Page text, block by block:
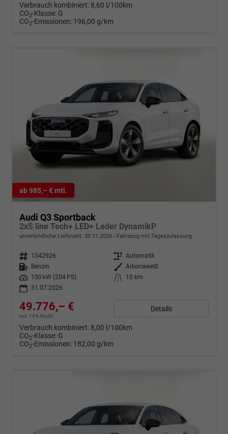
Verbrauch kombiniert: 8,60 l/100km
CO2-Klasse: G
CO2-Emissionen: 196,00 g/km
ab 985,– € mtl.
Audi Q3 Sportback
2xS line Tech+ LED+ Leder DynamikP
unverbindliche Lieferzeit: 30.11.2026 Fahrzeug mit Tageszulassung
Fahrzeugnr. 1342926 Getriebe Automatik
Kraftstoff
Benzin Außenfarbe Arkonaweiß
Leistung
150 kW (204 PS) Kilometerstand
10 km
31.07.2026
49.776,– €
incl. 19% MwSt.
Details
Verbrauch kombiniert: 8,00 l/100km
CO2-Klasse: G
CO2-Emissionen: 182,00 g/km